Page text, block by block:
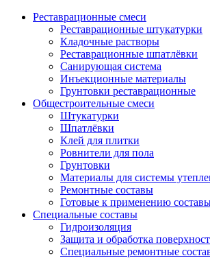
Реставрационные смеси
Реставрационные штукатурки
Кладочные растворы
Реставрационные шпатлёвки
Санирующая система
Инъекционные материалы
Грунтовки реставрационные
Общестроительные смеси
Штукатурки
Шпатлёвки
Клей для плитки
Ровнители для пола
Грунтовки
Материалы для системы
Ремонтные составы
Готовые к применению
Специальные составы
Гидроизоляция
Защита и обработка
Специальные ремонтные